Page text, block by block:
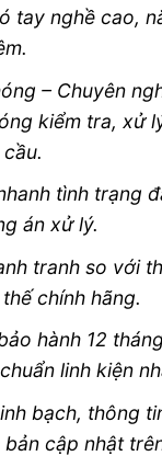
tay nghề cao,
– Chuyên
kiểm tra, xử
tình trạng
án xử lý.
tranh so với
chính hãng.
hành 12
linh kiện
bạch, thông
bản cập nhật